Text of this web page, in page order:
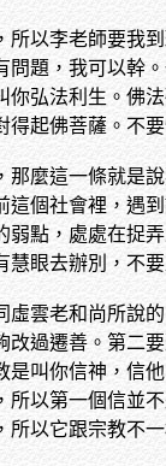
所以李老師要我
問題，我可以幹
你弘法利生。佛
得起佛菩薩。不
那麼這一條就是
這個社會裡，遇
弱點，處處在捉
慧眼去辦別，不
虛雲老和尚所說
改過遷善。第二
是叫你信神，信
所以第一個信並
所以它跟宗教不